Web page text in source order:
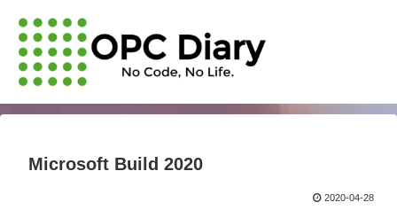
Microsoft Build 2020
2020-04-28